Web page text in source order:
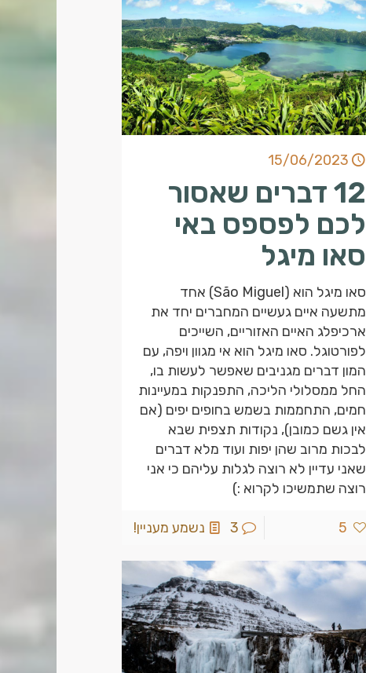
15/06/2023
12 דברים שאסור
לכם לפספס באי
סאו מיגל
סאו מיגל הוא (São Miguel) אחד
מתשעה איים געשיים המחברים יחד את
ארכיפלג האיים האזוריים, השייכים
לפורטוגל. סאו מיגל הוא אי מגוון ויפה, עם
המון דברים מגניבים שאפשר לעשות בו,
החל ממסלולי הליכה, התפנקות במעיינות
חמים, התחממות בשמש בחופים יפים (אם
אין גשם כמובן), נקודות תצפית שבא
לבכות מרוב שהן יפות ועוד מלא דברים
שאני עדיין לא רוצה לגלות עליהם כי אני
רוצה שתמשיכו לקרוא :)
5
3
נשמע מעניין!